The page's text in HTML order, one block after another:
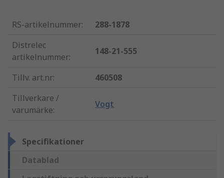
RS-artikelnummer:
288-1878
Distrelec
artikelnummer:
148-21-555
Tillv. art.nr:
460508
Tillverkare /
varumärke:
Vogt
Specifikationer
Datablad